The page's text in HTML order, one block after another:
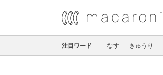
注目ワード なす きゅうり